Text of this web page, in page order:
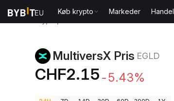
Køb krypto Markeder Handel
MultiversX Pris EGLD
CHF2.15 -5.43%